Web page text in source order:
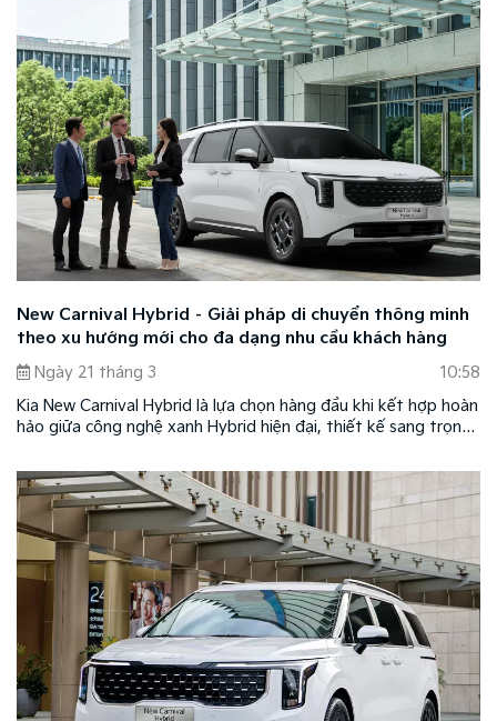
New Carnival Hybrid – Giải pháp di chuyển thông minh
theo xu hướng mới cho đa dạng nhu cầu khách hàng
Ngày 21 tháng 3
10:58
Kia New Carnival Hybrid là lựa chọn hàng đầu khi kết hợp hoàn
hảo giữa công nghệ xanh Hybrid hiện đại, thiết kế sang trọng,
đồng, là lựa chọn hợp lý cho khách hàng gia đình đa thế hệ,
doanh nghiệp và khách hàng kinh doanh dịch vụ vận chuyển
cao cấp.